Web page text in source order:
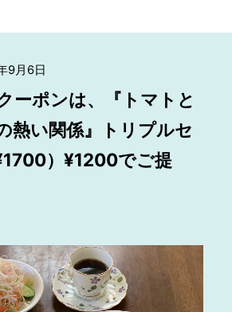
9月6日
ーポンは、『トマトと
熱い関係』トリプルセ
）¥1200でご提